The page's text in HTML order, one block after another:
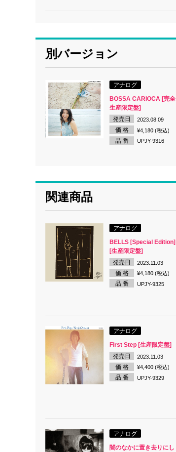
別バージョン
アナログ
BOSSA CARIOCA [完全
生産限定盤]
発売日
2023.08.09
価 格 ¥4,180 (税込)
品 番 UPJY-9316
関連商品
アナログ
BELLS [Special Edition]
[生産限定盤]
発売日
2023.11.03
価 格 ¥4,180 (税込)
品 番 UPJY-9325
アナログ
First Step [生産限定盤]
発売日
2023.11.03
価 格 ¥4,400 (税込)
品 番 UPJY-9329
アナログ
闇のなかに置き去りにし